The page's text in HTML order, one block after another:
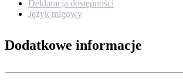
Deklaracja dostępności
Język migowy
Dodatkowe informacje